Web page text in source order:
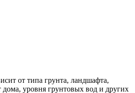
от типа грунта, ландшафта,
дома, уровня грунтовых вод и других